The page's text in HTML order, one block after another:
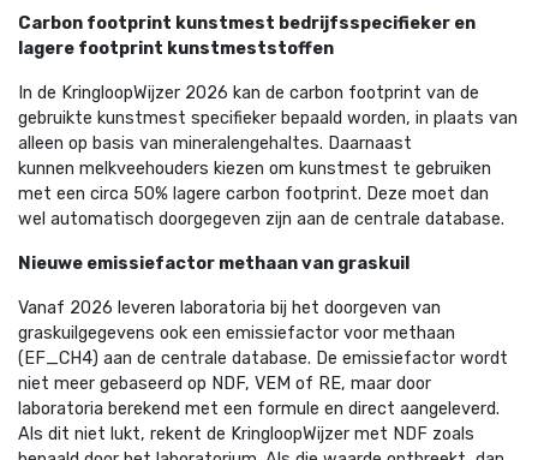
Carbon footprint kunstmest bedrijfsspecifieker en
lagere footprint kunstmeststoffen
In de KringloopWijzer 2026 kan de carbon footprint van de
gebruikte kunstmest specifieker bepaald worden, in plaats van
alleen op basis van mineralengehaltes. Daarnaast
kunnen melkveehouders kiezen om kunstmest te gebruiken
met een circa 50% lagere carbon footprint. Deze moet dan
wel automatisch doorgegeven zijn aan de centrale database.
Nieuwe emissiefactor methaan van graskuil
Vanaf 2026 leveren laboratoria bij het doorgeven van
graskuilgegevens ook een emissiefactor voor methaan
(EF_CH4) aan de centrale database. De emissiefactor wordt
niet meer gebaseerd op NDF, VEM of RE, maar door
laboratoria berekend met een formule en direct aangeleverd.
Als dit niet lukt, rekent de KringloopWijzer met NDF zoals